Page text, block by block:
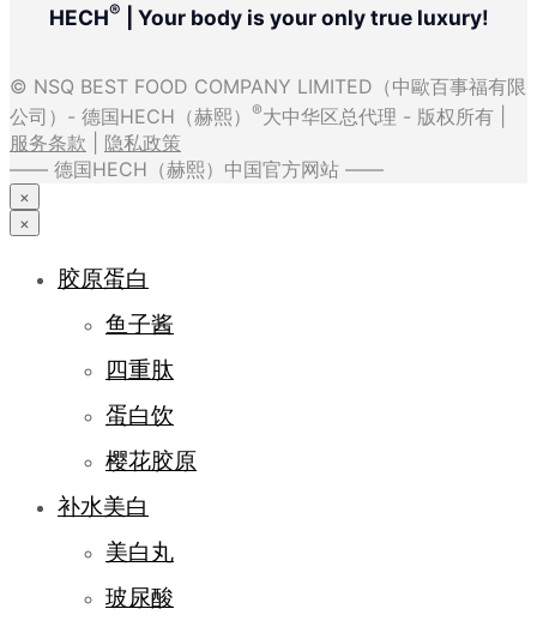
HECH® | Your body is your only true luxury!
© NSQ BEST FOOD COMPANY LIMITED（中歐百事福有限
公司）- 德国HECH（赫熙）
®大中华区总代理 - 版权所有 |
服务条款
隐私政策
—— 德国HECH（赫熙）中国官方网站 ——
×
×
胶原蛋白
鱼子酱
四重肽
蛋白饮
樱花胶原
补水美白
美白丸
玻尿酸